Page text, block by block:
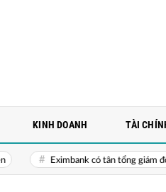
KINH DOANH TÀI
có tân tổng giám đốc